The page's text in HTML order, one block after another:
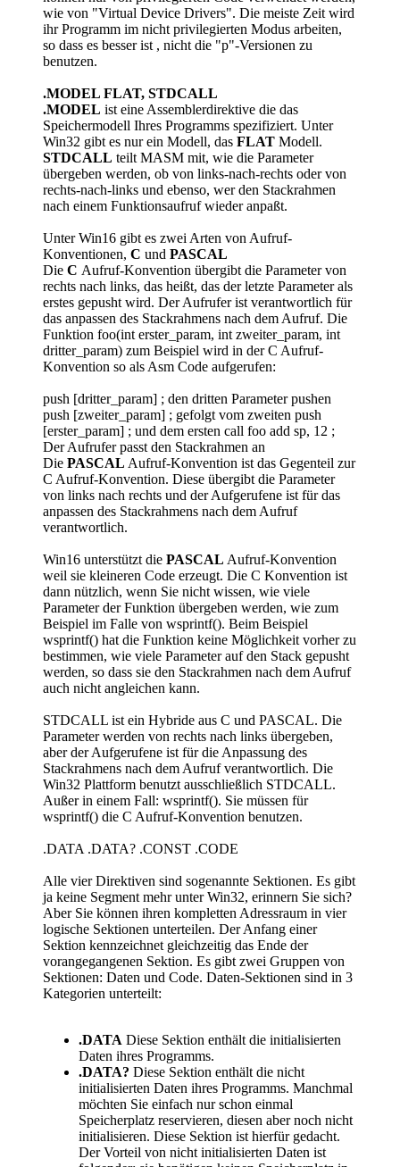
wie von "Virtual Device Drivers". Die meiste Zeit wird
ihr Programm im nicht privilegierten Modus arbeiten,
so dass es besser ist , nicht die "p"-Versionen zu
benutzen.
.MODEL FLAT, STDCALL
.MODEL ist eine Assemblerdirektive die das
Speichermodell Ihres Programms spezifiziert. Unter
Win32 gibt es nur ein Modell, das FLAT Modell.
STDCALL teilt MASM mit, wie die Parameter
übergeben werden, ob von links-nach-rechts oder von
rechts-nach-links und ebenso, wer den Stackrahmen
nach einem Funktionsaufruf wieder anpaßt.
Unter Win16 gibt es zwei Arten von Aufruf-
Konventionen, C und PASCAL
Die C Aufruf-Konvention übergibt die Parameter von
rechts nach links, das heißt, das der letzte Parameter als
erstes gepusht wird. Der Aufrufer ist verantwortlich für
das anpassen des Stackrahmens nach dem Aufruf. Die
Funktion foo(int erster_param, int zweiter_param, int
dritter_param) zum Beispiel wird in der C Aufruf-
Konvention so als Asm Code aufgerufen:
push [dritter_param] ; den dritten Parameter pushen
push [zweiter_param] ; gefolgt vom zweiten push
[erster_param] ; und dem ersten call foo add sp, 12 ;
Der Aufrufer passt den Stackrahmen an
Die PASCAL Aufruf-Konvention ist das Gegenteil zur
C Aufruf-Konvention. Diese übergibt die Parameter
von links nach rechts und der Aufgerufene ist für das
anpassen des Stackrahmens nach dem Aufruf
verantwortlich.
Win16 unterstützt die PASCAL Aufruf-Konvention
weil sie kleineren Code erzeugt. Die C Konvention ist
dann nützlich, wenn Sie nicht wissen, wie viele
Parameter der Funktion übergeben werden, wie zum
Beispiel im Falle von wsprintf(). Beim Beispiel
wsprintf() hat die Funktion keine Möglichkeit vorher zu
bestimmen, wie viele Parameter auf den Stack gepusht
werden, so dass sie den Stackrahmen nach dem Aufruf
auch nicht angleichen kann.
STDCALL ist ein Hybride aus C und PASCAL. Die
Parameter werden von rechts nach links übergeben,
aber der Aufgerufene ist für die Anpassung des
Stackrahmens nach dem Aufruf verantwortlich. Die
Win32 Plattform benutzt ausschließlich STDCALL.
Außer in einem Fall: wsprintf(). Sie müssen für
wsprintf() die C Aufruf-Konvention benutzen.
.DATA .DATA? .CONST .CODE
Alle vier Direktiven sind sogenannte Sektionen. Es gibt
ja keine Segment mehr unter Win32, erinnern Sie sich?
Aber Sie können ihren kompletten Adressraum in vier
logische Sektionen unterteilen. Der Anfang einer
Sektion kennzeichnet gleichzeitig das Ende der
vorangegangenen Sektion. Es gibt zwei Gruppen von
Sektionen: Daten und Code. Daten-Sektionen sind in 3
Kategorien unterteilt:
.DATA Diese Sektion enthält die initialisierten
Daten ihres Programms.
.DATA? Diese Sektion enthält die nicht
initialisierten Daten ihres Programms. Manchmal
möchten Sie einfach nur schon einmal
Speicherplatz reservieren, diesen aber noch nicht
initialisieren. Diese Sektion ist hierfür gedacht.
Der Vorteil von nicht initialisierten Daten ist